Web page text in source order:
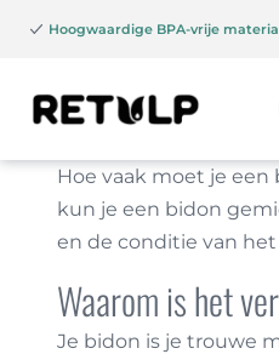
Hoogwaardige BPA-vrije
Hoe vaak moet je
kun je een bidon
en de conditie van
Waarom is het
Je bidon is je trouwe